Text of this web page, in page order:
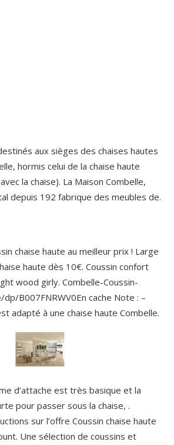
aux sièges des chaises hautes
hormis celui de la chaise haute
la chaise). La Maison Combelle,
depuis 192 fabrique des meubles de.
chaise haute au meilleur prix ! Large
haute dès 10€. Coussin confort
wood girly. Combelle-Coussin-
B007FNRWV0En cache Note : –
adapté à une chaise haute Combelle.
d’attache est très basique et la
pour passer sous la chaise, .
sur l’offre Coussin chaise haute
Une sélection de coussins et